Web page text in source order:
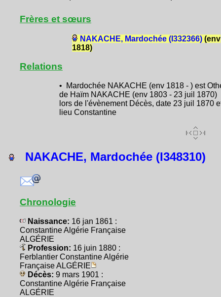
Frères et sœurs
NAKACHE, Mardochée (I332366)(env
1818)
Relations
• Mardochée NAKACHE (env 1818 - ) est
de Haïm NAKACHE (env 1803 - 23 juil 1870)
lors de l'évènement Décès, date 23 juil 1870
lieu Constantine
NAKACHE, Mardochée (I348310)
Chronologie
Naissance: 16 jan 1861 :
Constantine Algérie Française
ALGÉRIE
Profession: 16 juin 1880 :
Ferblantier Constantine Algérie
Française ALGÉRIE
Décès: 9 mars 1901 :
Constantine Algérie Française
ALGÉRIE